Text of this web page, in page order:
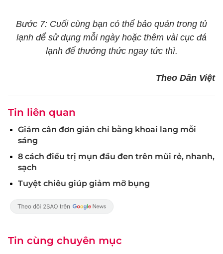
Bước 7: Cuối cùng bạn có thể bảo quản trong tủ
lạnh để sử dụng mỗi ngày hoặc thêm vài cục đá
lạnh để thưởng thức ngay tức thì.
Theo Dân Việt
Tin liên quan
Giảm cân đơn giản chỉ bằng khoai lang mỗi
sáng
8 cách điều trị mụn đầu đen trên mũi rẻ, nhanh,
sạch
Tuyệt chiêu giúp giảm mỡ bụng
Tin cùng chuyên mục